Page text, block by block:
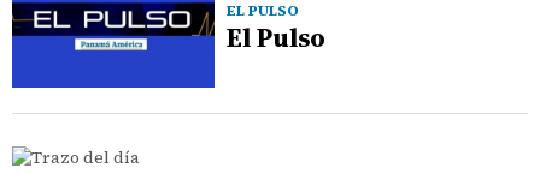
EL PULSO
El Pulso